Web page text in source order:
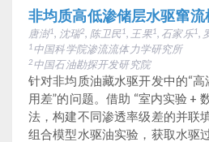
非均质高低渗储层水驱窜流
唐澍1 , 沈瑞2, 陈卫民1, 王果1, 石家乐1,
1 中国科学院渗流流体力学研究所
2中国石油勘探开发研究院
针对非均质油藏水驱开发中的“
用差”的问题。借助 “室内实验 +
法，构建不同渗透率级差的并联
组合模型水驱油实验，获取水驱